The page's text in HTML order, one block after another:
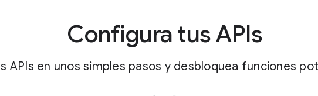
Configura tus APIs
APIs en unos simples pasos y desbloquea funciones